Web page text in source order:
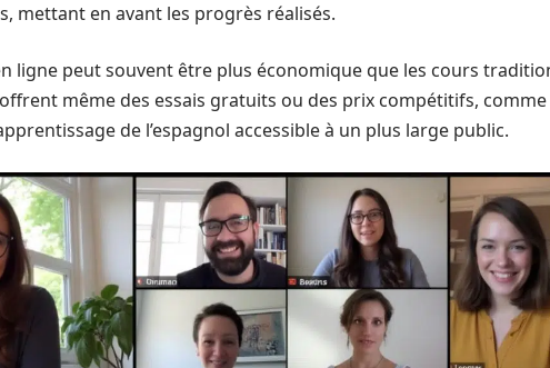
mettant en avant les progrès réalisés.
ligne peut souvent être plus économique que les cours
même des essais gratuits ou des prix compétitifs, comme
de l’espagnol accessible à un plus large public.